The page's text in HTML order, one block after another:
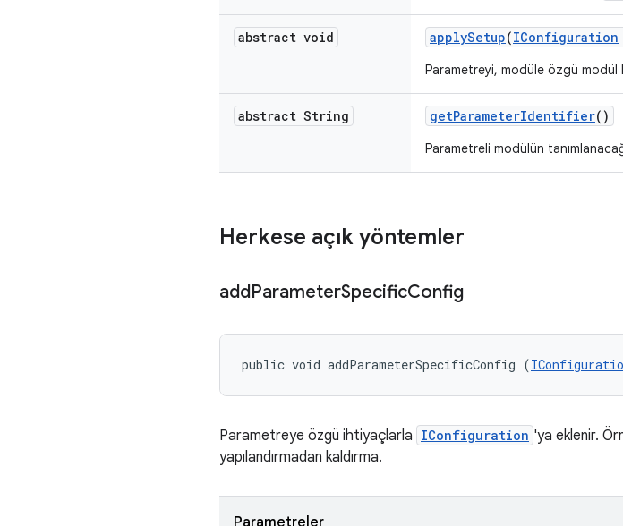
abstract void applySetup(IConfiguration
Parametreyi, modüle özgü modül
abstract String getParameterIdentifier()
Parametreli modülün
Herkese açık yöntemler
addParameterSpecificConfig
public void addParameterSpecificConfig (
Parametreye özgü ihtiyaçlarla IConfiguration 'ya eklenir.
yapılandırmadan kaldırma.
Parametreler